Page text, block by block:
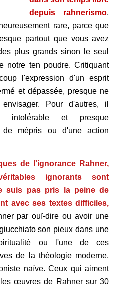
depuisrahnerismo,
rare, parce que
partout que vous avez
plus grands sinon le seul
notre ten poudre. Critiquant
l'expression d'un esprit
et dépassée, presque ne
Pour d'autres, il
intolérable et presque
mépris ou d'une action
de l'ignorance Rahner,
ignorants sont
suis pas pris la peine de
avec ses textes difficiles,
par ouï-dire ou avoir une
son pieux dans une
ou l'une de ces
de la théologie moderne,
naïve. Ceux qui aiment
œuvres de Rahner sur 30